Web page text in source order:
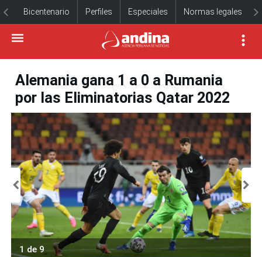
Bicentenario Perfiles Especiales Normas legales
Alemania gana 1 a 0 a Rumania
por las Eliminatorias Qatar 2022
1 de 9